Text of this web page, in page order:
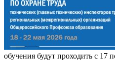
обучения будут проходить с 17